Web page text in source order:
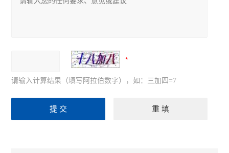
请输入计算结果（填写阿拉伯数字），如：三加四=7